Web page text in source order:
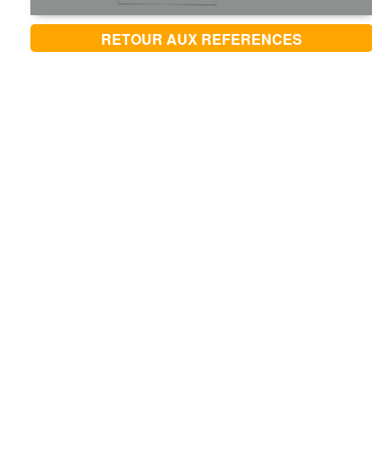
RETOUR AUX REFERENCES